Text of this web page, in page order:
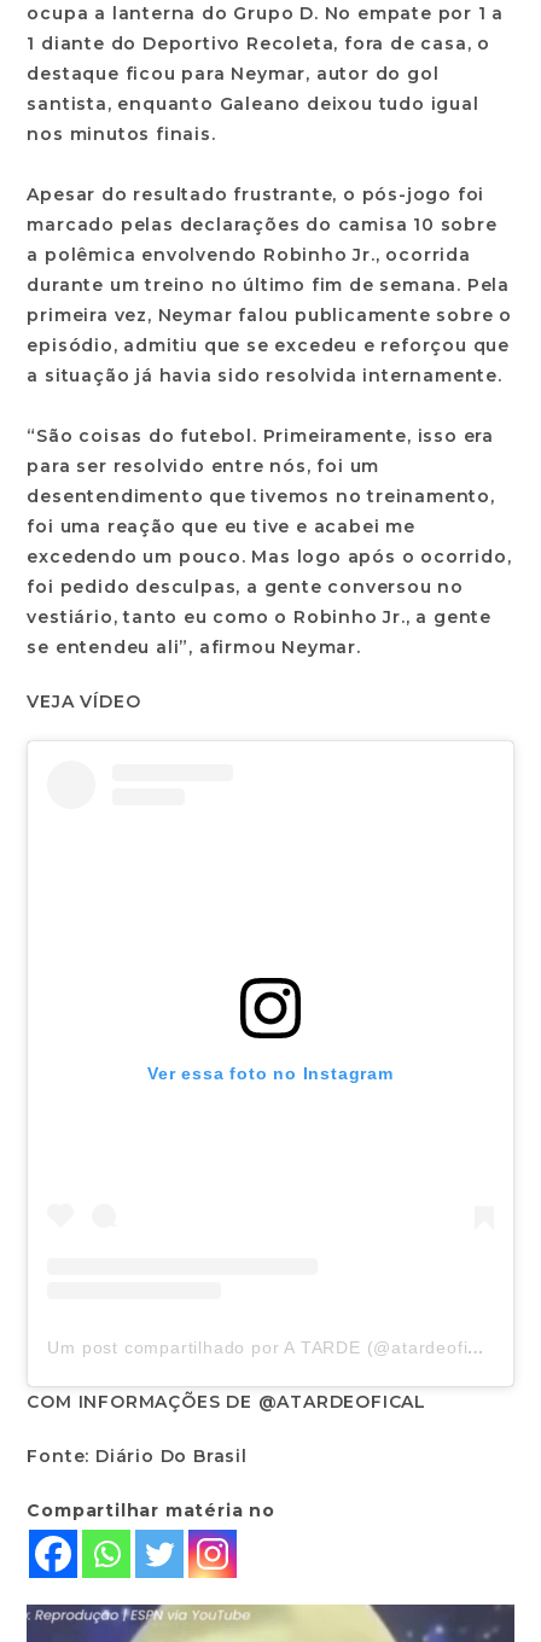
ocupa a lanterna do Grupo D. No empate por 1 a
1 diante do Deportivo Recoleta, fora de casa, o
destaque ficou para Neymar, autor do gol
santista, enquanto Galeano deixou tudo igual
nos minutos finais.
Apesar do resultado frustrante, o pós-jogo foi
marcado pelas declarações do camisa 10 sobre
a polêmica envolvendo Robinho Jr., ocorrida
durante um treino no último fim de semana. Pela
primeira vez, Neymar falou publicamente sobre o
episódio, admitiu que se excedeu e reforçou que
a situação já havia sido resolvida internamente.
“São coisas do futebol. Primeiramente, isso era
para ser resolvido entre nós, foi um
desentendimento que tivemos no treinamento,
foi uma reação que eu tive e acabei me
excedendo um pouco. Mas logo após o ocorrido,
foi pedido desculpas, a gente conversou no
vestiário, tanto eu como o Robinho Jr., a gente
se entendeu ali”, afirmou Neymar.
VEJA VÍDEO
Ver essa foto no Instagram
Um post compartilhado por A TARDE (@atardeoficial)
COM INFORMAÇÕES DE @ATARDEOFICAL
Fonte: Diário Do Brasil
Compartilhar matéria no